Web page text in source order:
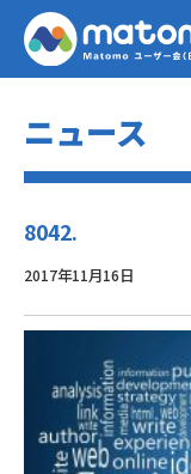
Home»
ニュース
8042.
2017年11月16日